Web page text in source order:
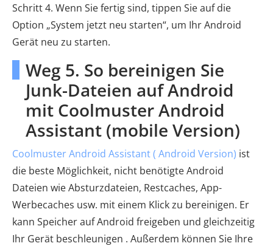
Schritt 4. Wenn Sie fertig sind, tippen Sie auf die
Option „System jetzt neu starten“, um Ihr Android
Gerät neu zu starten.
Weg 5. So bereinigen Sie
Junk-Dateien auf Android
mit Coolmuster Android
Assistant (mobile Version)
Coolmuster Android Assistant ( Android Version) ist
die beste Möglichkeit, nicht benötigte Android
Dateien wie Absturzdateien, Restcaches, App-
Werbecaches usw. mit einem Klick zu bereinigen. Er
kann Speicher auf Android freigeben und gleichzeitig
Ihr Gerät beschleunigen . Außerdem können Sie Ihre